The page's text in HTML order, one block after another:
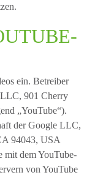
ein. Betreiber
LLC, 901 Cherry
„YouTube“).
der Google LLC,
94043, USA
mit dem YouTube-
von YouTube